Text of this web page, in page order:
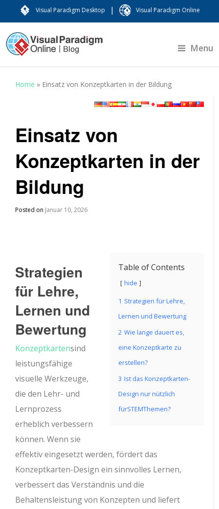
Visual Paradigm Desktop | Visual Paradigm Online
Menu
Home » Einsatz von Konzeptkarten in der Bildung
Einsatz von
Konzeptkarten in der
Bildung
Posted on Januar 10, 2026
Table of Contents
hide
1 Strategien für Lehre,
Lernen und Bewertung
2 Wie lange dauert es,
eine Konzeptkarte zu
erstellen?
3 Ist das Konzeptkarten-
Design nur nützlich
fürSTEMThemen?
Strategien
für Lehre,
Lernen und
Bewertung
Konzeptkartensind
leistungsfähige
visuelle Werkzeuge,
die den Lehr- und
Lernprozess
erheblich verbessern
können. Wenn sie
effektiv eingesetzt werden, fördert das
Konzeptkarten-Design ein sinnvolles Lernen,
verbessert das Verständnis und die
Behaltensleistung von Konzepten und liefert